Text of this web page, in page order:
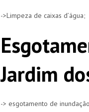
->Limpeza de caixas d’água;
Jardim
-> esgotamento de